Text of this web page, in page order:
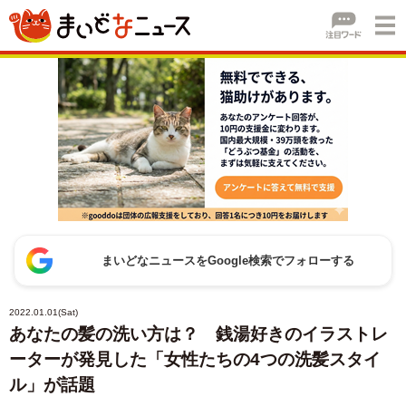
まいどなニュースをGoogle検索でフォローする
2022.01.01(Sat)
あなたの髪の洗い方は？ 銭湯好きのイラストレ
ーターが発見した「女性たちの4つの洗髪スタイ
ル」が話題